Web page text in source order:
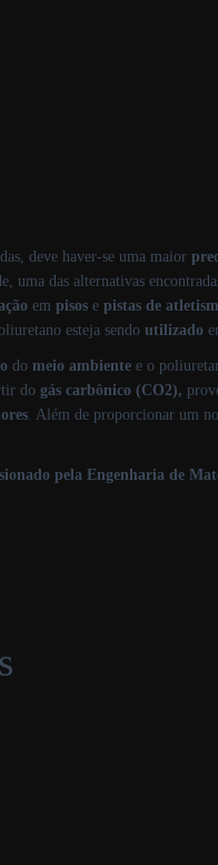
deve haver-se uma maior
uma das alternativas
em pisos e pistas de
esteja sendo utilizado
do meio ambiente e o
do gás carbônico (CO2),
. Além de proporcionar um
pela Engenharia de